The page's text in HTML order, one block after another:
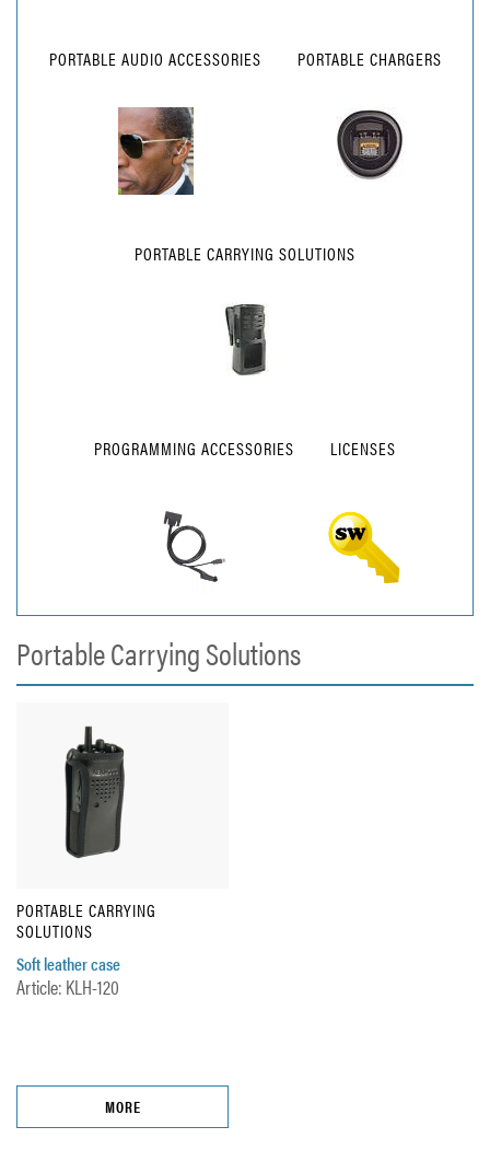
PORTABLE AUDIO ACCESSORIES PORTABLE CHARGERS
PORTABLE CARRYING SOLUTIONS
PROGRAMMING ACCESSORIES LICENSES
Portable Carrying Solutions
PORTABLE CARRYING
SOLUTIONS
Soft leather case
Article: KLH-120
MORE